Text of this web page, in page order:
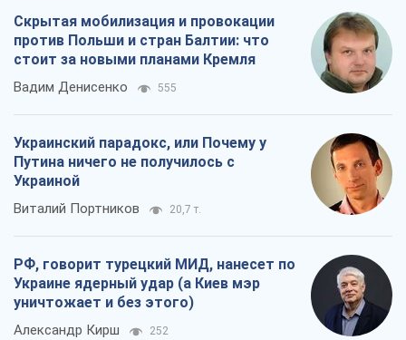
Скрытая мобилизация и провокации
против Польши и стран Балтии: что
стоит за новыми планами Кремля
Вадим Денисенко 555
Украинский парадокс, или Почему у
Путина ничего не получилось с
Украиной
Виталий Портников 20,7 т.
РФ, говорит турецкий МИД, нанесет по
Украине ядерный удар (а Киев мэр
уничтожает и без этого)
Александр Кирш 252